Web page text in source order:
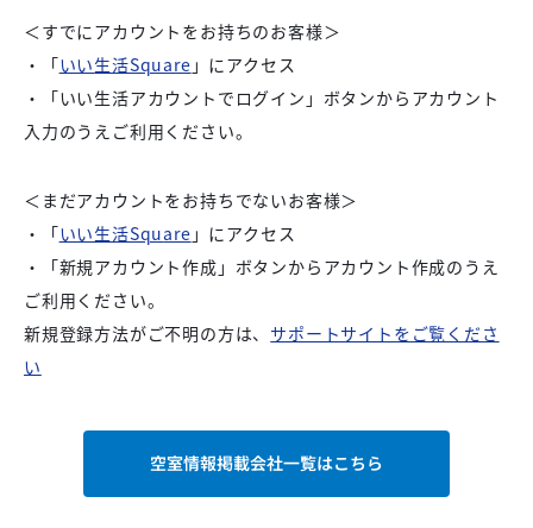
＜すでにアカウントをお持ちのお客様＞
・「いい生活Square 」にアクセス
・「いい生活アカウントでログイン」ボタンからアカウント
入力のうえご利用ください。
＜まだアカウントをお持ちでないお客様＞
・「いい生活Square 」にアクセス
・「新規アカウント作成」ボタンからアカウント作成のうえ
ご利用ください。
新規登録方法がご不明の方は、 サポートサイトをご覧くださ
い
空室情報掲載会社一覧はこちら